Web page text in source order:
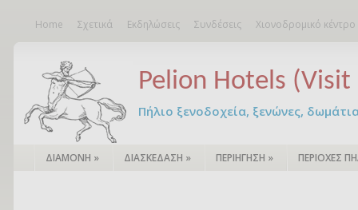
Home Σχετικά Εκδηλώσεις Συνδέσεις Χιονοδρομικό
Pelion Hotels (Visit
Πήλιο ξενοδοχεία, ξενώνες,
ΔΙΑΜΟΝΗ » ΔΙΑΣΚΕΔΑΣΗ » ΠΕΡΙΗΓΗΣΗ » ΠΕΡΙΟΧΕΣ